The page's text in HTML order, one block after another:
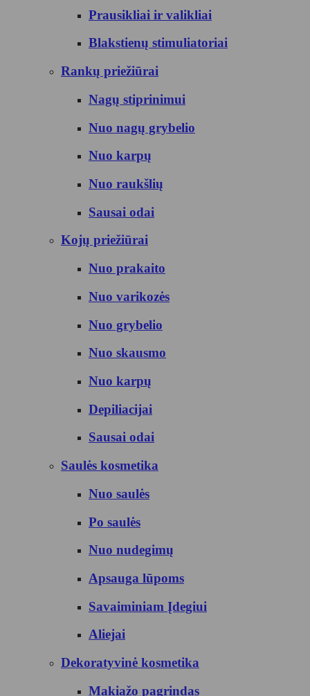
Prausikliai ir valikliai
Blakstienų stimuliatoriai
Rankų priežiūrai
Nagų stiprinimui
Nuo nagų grybelio
Nuo karpų
Nuo raukšlių
Sausai odai
Kojų priežiūrai
Nuo prakaito
Nuo varikozės
Nuo grybelio
Nuo skausmo
Nuo karpų
Depiliacijai
Sausai odai
Saulės kosmetika
Nuo saulės
Po saulės
Nuo nudegimų
Apsauga lūpoms
Savaiminiam Įdegiui
Aliejai
Dekoratyvinė kosmetika
Makiažo pagrindas